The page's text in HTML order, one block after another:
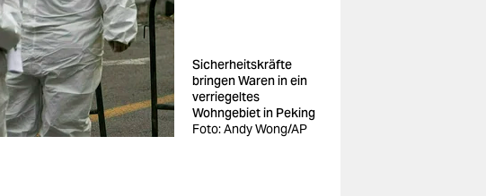
Sicherheitskräfte
bringen Waren in ein
verriegeltes
Wohngebiet in Peking
Foto: Andy Wong/AP